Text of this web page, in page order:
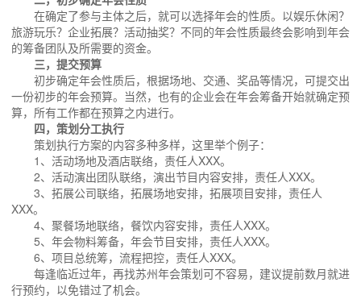
在确定了参与主体之后，就可以选择年会的性质。以娱乐休闲？
旅游玩乐？企业拓展？活动抽奖？不同的年会性质最终会影响到年会
的筹备团队及所需要的资金。
三，提交预算
初步确定年会性质后，根据场地、交通、奖品等情况，可提交出
一份初步的年会预算。当然，也有的企业会在年会筹备开始就确定预
算，所有工作都在预算之内进行。
四，策划分工执行
策划执行方案的内容多种多样，这里举个例子：
1、活动场地及酒店联络，责任人XXX。
2、活动演出团队联络，演出节目内容安排，责任人XXX。
3、拓展公司联络，拓展场地安排，拓展项目安排，责任人
XXX。
4、聚餐场地联络，餐饮内容安排，责任人XXX。
5、年会物料筹备，年会节目安排，责任人XXX。
6、项目总统筹，流程把控，责任人XXX。
每逢临近过年，再找苏州年会策划可不容易，建议提前数月就进
行预约，以免错过了机会。